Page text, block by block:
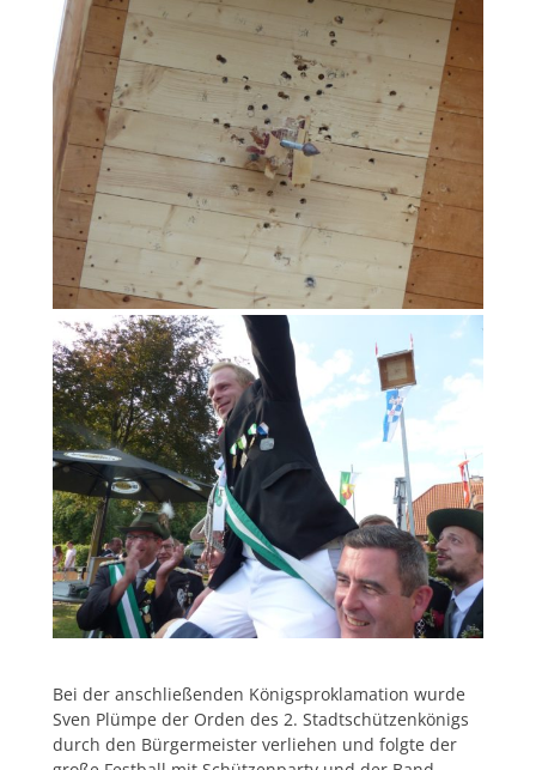
Bei der anschließenden Königsproklamation wurde
Sven Plümpe der Orden des 2. Stadtschützenkönigs
durch den Bürgermeister verliehen und folgte der